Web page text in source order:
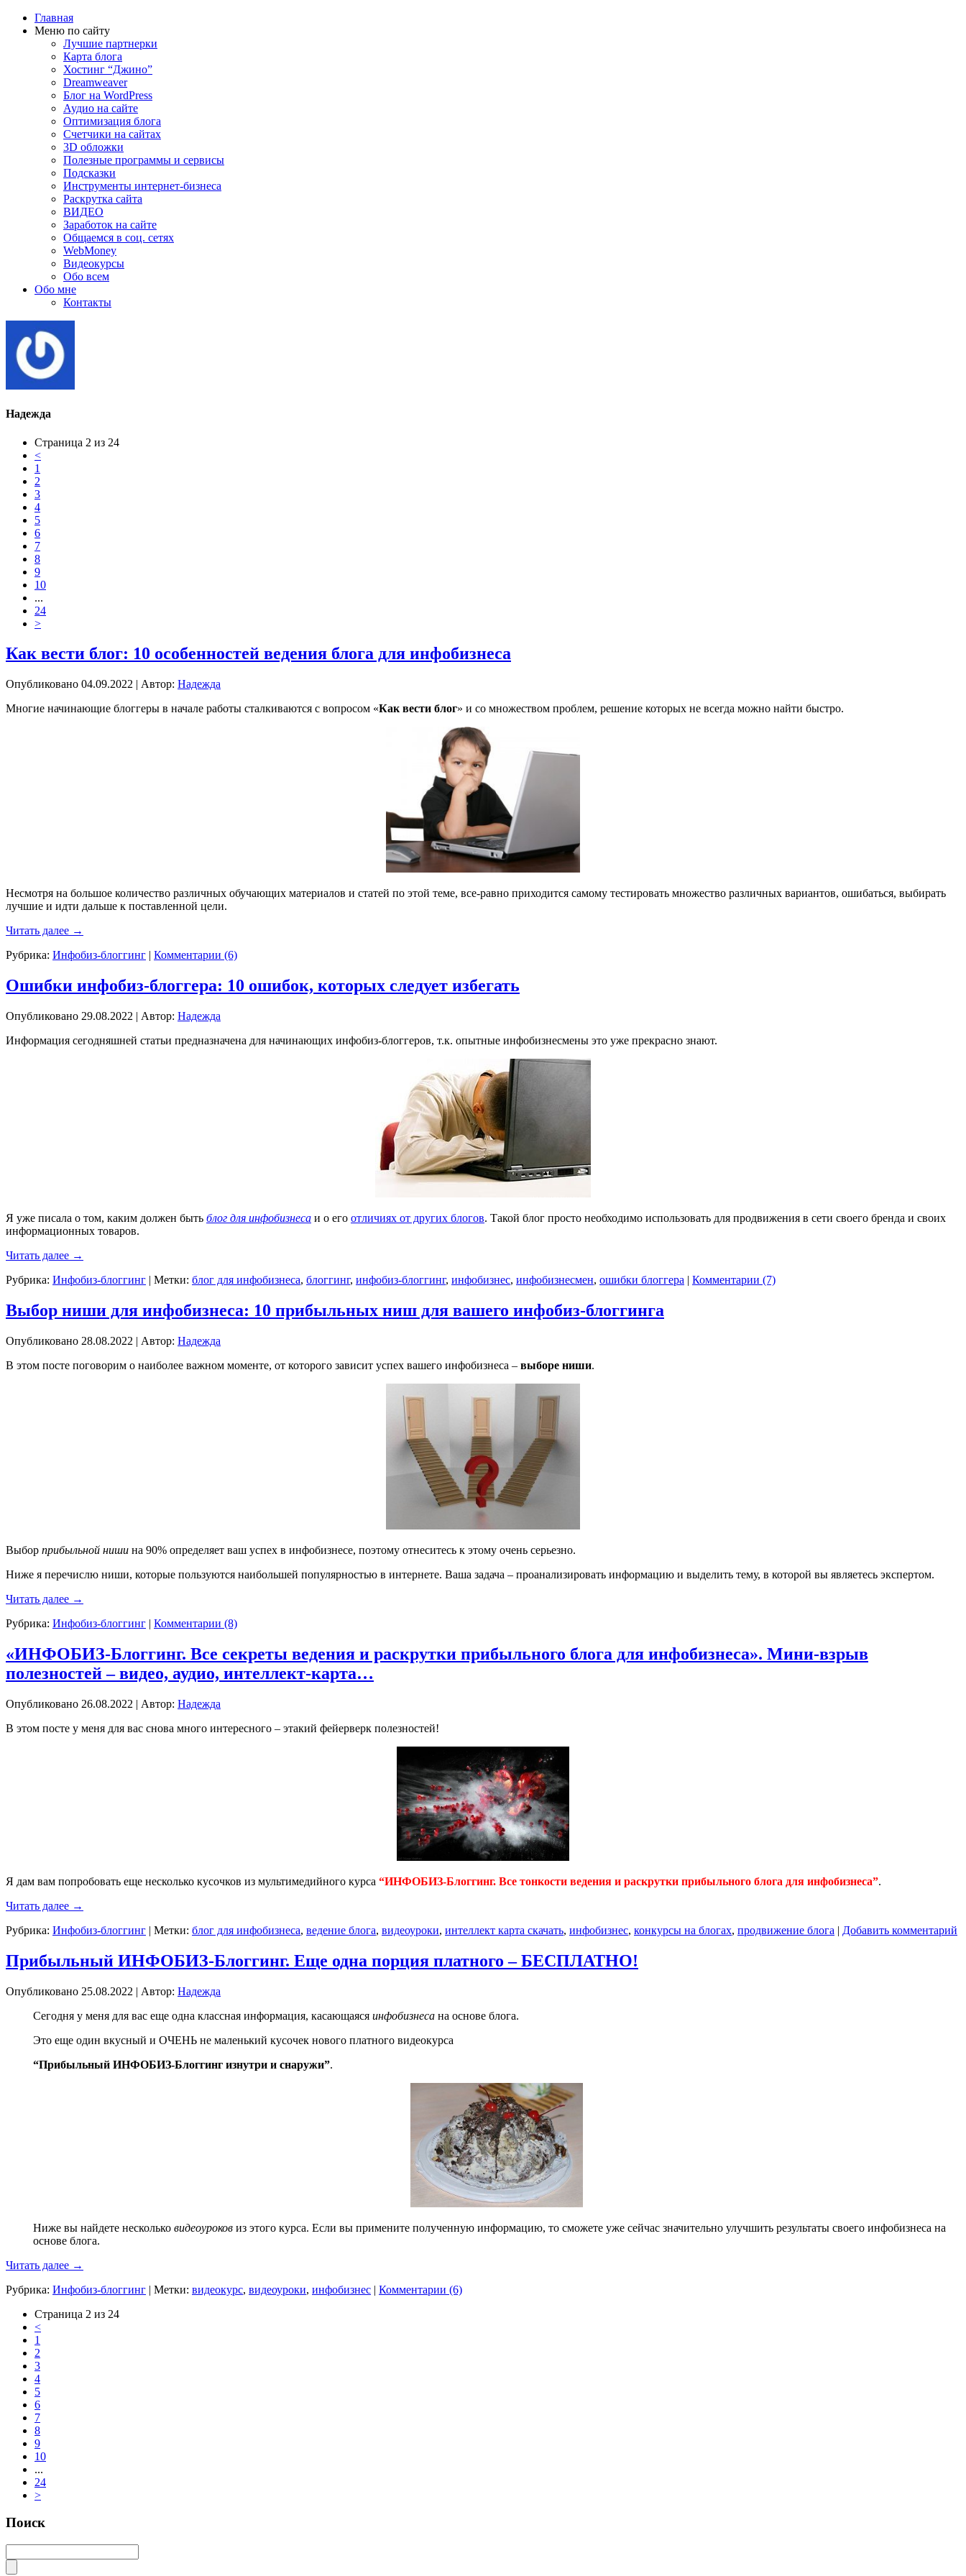
Главная
Меню по сайту
Лучшие партнерки
Карта блога
Хостинг “Джино”
Dreamweaver
Блог на WordPress
Аудио на сайте
Оптимизация блога
Счетчики на сайтах
3D обложки
Полезные программы и сервисы
Подсказки
Инструменты интернет-бизнеса
Раскрутка сайта
ВИДЕО
Заработок на сайте
Общаемся в соц. сетях
WebMoney
Видеокурсы
Обо всем
Обо мне
Контакты
Надежда
Страница 2 из 24
<
1
2
3
4
5
6
7
8
9
10
...
24
>
Как вести блог: 10 особенностей ведения блога для инфобизнеса
Опубликовано 04.09.2022 | Автор: Надежда
Многие начинающие блоггеры в начале работы сталкиваются с вопросом «Как вести блог» и со множеством проблем, решение которых не всегда можно найти быстро.
Несмотря на большое количество различных обучающих материалов и статей по этой теме, все-равно приходится самому тестировать множество различных вариантов, ошибаться, выбирать
лучшие и идти дальше к поставленной цели.
Читать далее →
Рубрика: Инфобиз-блоггинг | Комментарии (6)
Ошибки инфобиз-блоггера: 10 ошибок, которых следует избегать
Опубликовано 29.08.2022 | Автор: Надежда
Информация сегодняшней статьи предназначена для начинающих инфобиз-блоггеров, т.к. опытные инфобизнесмены это уже прекрасно знают.
Я уже писала о том, каким должен быть блог для инфобизнеса и о его отличиях от других блогов. Такой блог просто необходимо использовать для продвижения в сети своего бренда и своих
информационных товаров.
Читать далее →
Рубрика: Инфобиз-блоггинг | Метки: блог для инфобизнеса, блоггинг, инфобиз-блоггинг, инфобизнес, инфобизнесмен, ошибки блоггера | Комментарии (7)
Выбор ниши для инфобизнеса: 10 прибыльных ниш для вашего инфобиз-блоггинга
Опубликовано 28.08.2022 | Автор: Надежда
В этом посте поговорим о наиболее важном моменте, от которого зависит успех вашего инфобизнеса – выборе ниши.
Выбор прибыльной ниши на 90% определяет ваш успех в инфобизнесе, поэтому отнеситесь к этому очень серьезно.
Ниже я перечислю ниши, которые пользуются наибольшей популярностью в интернете. Ваша задача – проанализировать информацию и выделить тему, в которой вы являетесь экспертом.
Читать далее →
Рубрика: Инфобиз-блоггинг | Комментарии (8)
«ИНФОБИЗ-Блоггинг. Все секреты ведения и раскрутки прибыльного блога для инфобизнеса». Мини-взрыв
полезностей – видео, аудио, интеллект-карта…
Опубликовано 26.08.2022 | Автор: Надежда
В этом посте у меня для вас снова много интересного – этакий фейерверк полезностей!
Я дам вам попробовать еще несколько кусочков из мультимедийного курса “ИНФОБИЗ-Блоггинг. Все тонкости ведения и раскрутки прибыльного блога для инфобизнеса”.
Читать далее →
Рубрика: Инфобиз-блоггинг | Метки: блог для инфобизнеса, ведение блога, видеоуроки, интеллект карта скачать, инфобизнес, конкурсы на блогах, продвижение блога | Добавить комментарий
Прибыльный ИНФОБИЗ-Блоггинг. Еще одна порция платного – БЕСПЛАТНО!
Опубликовано 25.08.2022 | Автор: Надежда
Сегодня у меня для вас еще одна классная информация, касающаяся инфобизнесана основе блога.
Это еще один вкусный и ОЧЕНЬ не маленький кусочек нового платного видеокурса
“Прибыльный ИНФОБИЗ-Блоггинг изнутри и снаружи”.
Ниже вы найдете несколько видеоуроковиз этого курса. Если вы примените полученную информацию, то сможете уже сейчас значительно улучшить результаты своего инфобизнеса на
основе блога.
Читать далее →
Рубрика: Инфобиз-блоггинг | Метки: видеокурс, видеоуроки, инфобизнес | Комментарии (6)
Страница 2 из 24
<
1
2
3
4
5
6
7
8
9
10
...
24
>
Поиск